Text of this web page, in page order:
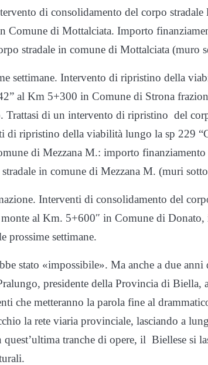
di consolidamento del corpo
Comune di Mottalciata. Importo
stradale in comune di Mottalciata (muro
settimane. Intervento di ripristino della
al Km 5+300 in Comune di Strona
Trattasi di un intervento di ripristino del
di ripristino della viabilità lungo la sp 229
di Mezzana M.: importo
in comune di Mezzana M. (muri
Interventi di consolidamento del
monte al Km. 5+600″ in Comune di
prossime settimane.
stato «impossibile». Ma anche a due anni
presidente della Provincia di
che metteranno la parola fine al
la rete viaria provinciale, lasciando a
tranche di opere, il Biellese si